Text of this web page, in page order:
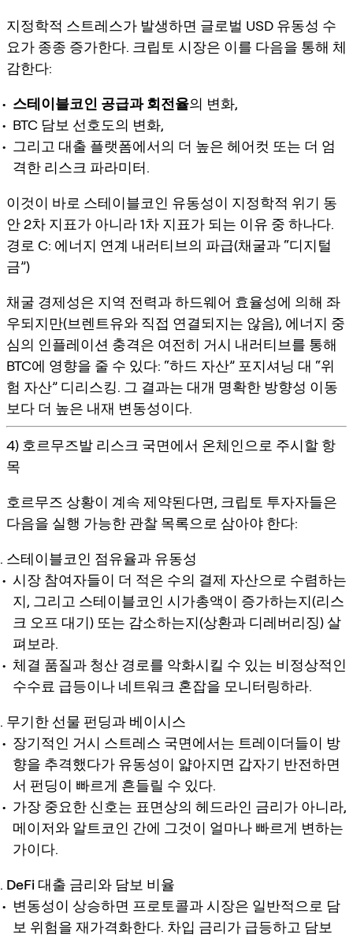
지정학적 스트레스가 발생하면 글로벌 USD 유동성 수
요가 종종 증가한다. 크립토 시장은 이를 다음을 통해 체
감한다:
스테이블코인 공급과 회전율의 변화,
BTC 담보 선호도의 변화,
그리고 대출 플랫폼에서의 더 높은 헤어컷 또는 더 엄
격한 리스크 파라미터.
이것이 바로 스테이블코인 유동성이 지정학적 위기 동
안 2차 지표가 아니라 1차 지표가 되는 이유 중 하나다.
경로 C: 에너지 연계 내러티브의 파급(채굴과 “디지털
금”)
채굴 경제성은 지역 전력과 하드웨어 효율성에 의해 좌
우되지만(브렌트유와 직접 연결되지는 않음), 에너지 중
심의 인플레이션 충격은 여전히 거시 내러티브를 통해
BTC에 영향을 줄 수 있다: “하드 자산” 포지셔닝 대 “위
험 자산” 디리스킹. 그 결과는 대개 명확한 방향성 이동
보다 더 높은 내재 변동성이다.
4) 호르무즈발 리스크 국면에서 온체인으로 주시할 항
목
호르무즈 상황이 계속 제약된다면, 크립토 투자자들은
다음을 실행 가능한 관찰 목록으로 삼아야 한다:
스테이블코인 점유율과 유동성
시장 참여자들이 더 적은 수의 결제 자산으로 수렴하는
지, 그리고 스테이블코인 시가총액이 증가하는지(리스
크 오프 대기) 또는 감소하는지(상환과 디레버리징) 살
펴보라.
체결 품질과 청산 경로를 악화시킬 수 있는 비정상적인
수수료 급등이나 네트워크 혼잡을 모니터링하라.
무기한 선물 펀딩과 베이시스
장기적인 거시 스트레스 국면에서는 트레이더들이 방
향을 추격했다가 유동성이 얇아지면 갑자기 반전하면
서 펀딩이 빠르게 흔들릴 수 있다.
가장 중요한 신호는 표면상의 헤드라인 금리가 아니라,
메이저와 알트코인 간에 그것이 얼마나 빠르게 변하는
가이다.
DeFi 대출 금리와 담보 비율
변동성이 상승하면 프로토콜과 시장은 일반적으로 담
보 위험을 재가격화한다. 차입 금리가 급등하고 담보